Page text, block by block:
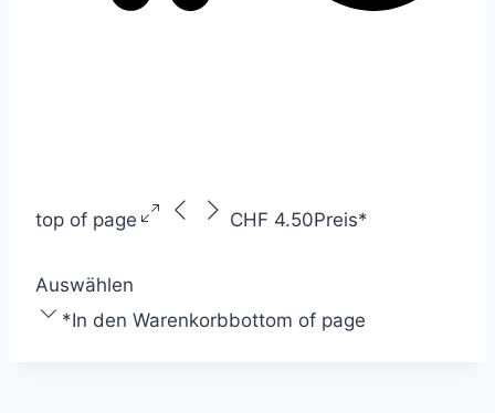
top of page CHF 4.50Preis*
Auswählen
*In den Warenkorbbottom of page